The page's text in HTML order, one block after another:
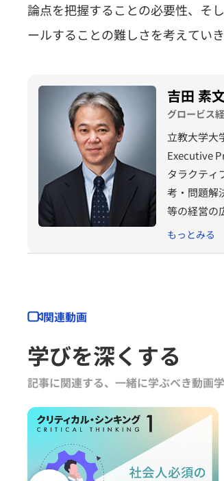
論点を把握することの必要性、そ
ールすることの難しさを考えていき
吉田 素
グロービス
立教大学大
Executive
タラクティ
考・問題解
等の経営の
経営大学院
もっとみる
関連動画
学びを深くする
記事に関連する、一緒に学ぶべき動画